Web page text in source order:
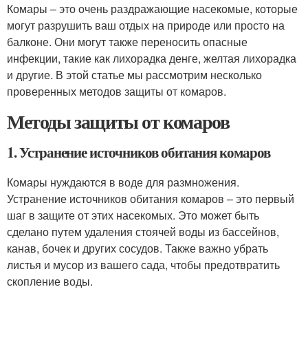
Комары – это очень раздражающие насекомые, которые
могут разрушить ваш отдых на природе или просто на
балконе. Они могут также переносить опасные
инфекции, такие как лихорадка денге, желтая лихорадка
и другие. В этой статье мы рассмотрим несколько
проверенных методов защиты от комаров.
Методы защиты от комаров
1. Устранение источников обитания комаров
Комары нуждаются в воде для размножения.
Устранение источников обитания комаров – это первый
шаг в защите от этих насекомых. Это может быть
сделано путем удаления стоячей воды из бассейнов,
канав, бочек и других сосудов. Также важно убрать
листья и мусор из вашего сада, чтобы предотвратить
скопление воды.